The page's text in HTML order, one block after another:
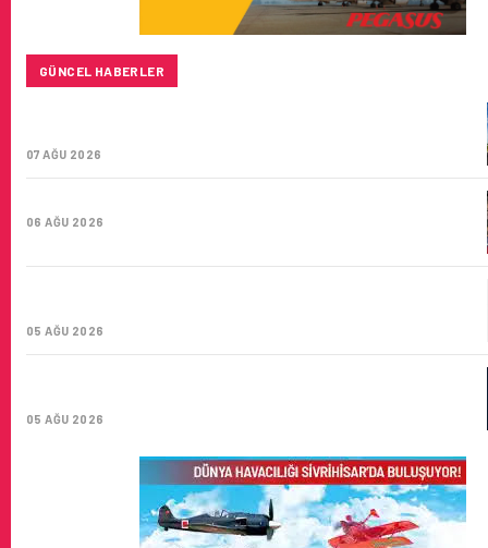
GÜNCEL HABERLER
07 AĞU 2026
06 AĞU 2026
05 AĞU 2026
05 AĞU 2026